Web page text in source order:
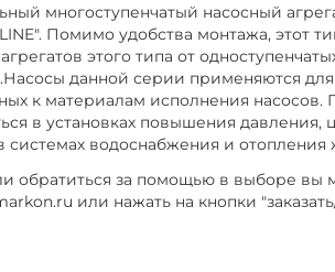
многоступенчатый насосный
Помимо удобства монтажа,
этого типа от
данной серии применяются
к материалам исполнения
в установках повышения
системах водоснабжения и
обратиться за помощью в выборе вы
или нажать на кнопки